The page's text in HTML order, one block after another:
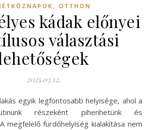
, OTTHON
kádak előnyei
választási
2025.03.12.
részeként pihenhetünk és
megfelelő fürdőhelyiség kialakítása nem